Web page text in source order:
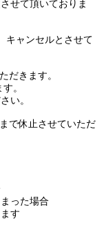
せて頂いておりま
キャンセルとさせて
だきます。
。
い。
で休止させていただ
った場合
す